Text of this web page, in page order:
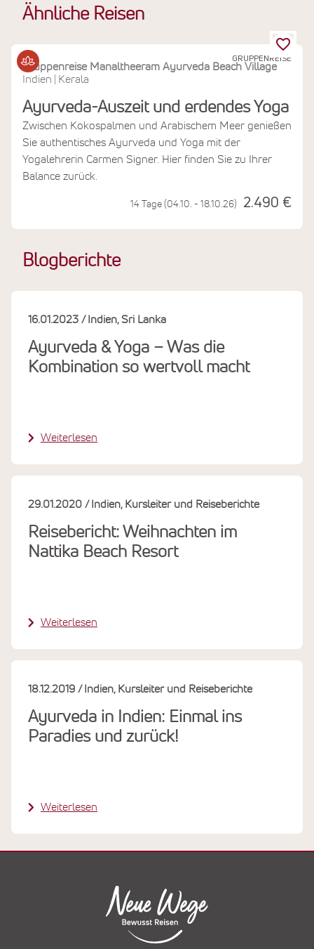
Blogberichte
Ayurveda & Yoga – Was die
Kombination so wertvoll macht
16.01.2023 Indien Sri Lanka
Weiterlesen
Reisebericht: Weihnachten im
Nattika Beach Resort
29.01.2020 Indien Kursleiter und Reiseberichte
Weiterlesen
Ayurveda in Indien: Einmal ins
Paradies und zurück!
18.12.2019 Indien Kursleiter und Reiseberichte
Weiterlesen
Ähnliche Reisen
GRUPPENREISE
Gruppenreise Manaltheeram Ayurveda Beach Village
Indien
Kerala
Ayurveda-Auszeit und erdendes Yoga
Zwischen Kokospalmen und Arabischem Meer genießen
Sie authentisches Ayurveda und Yoga mit der
Yogalehrerin Carmen Signer. Hier finden Sie zu Ihrer
Balance zurück.
14 Tage (04.10. - 18.10.26) 2.490 €